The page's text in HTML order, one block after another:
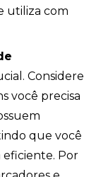
utiliza com
Considere
você precisa
que você
eficiente. Por